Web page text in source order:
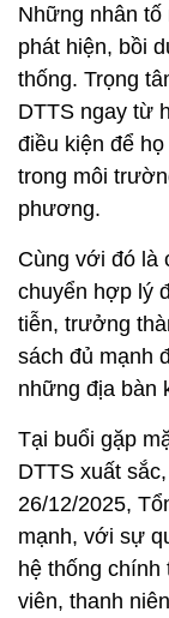
Những nhân
phát hiện, bồi
thống. Trọng
DTTS ngay từ
điều kiện để
trong môi
phương.
Cùng với đó là
chuyển hợp lý
tiễn, trưởng
sách đủ mạnh
những địa bàn
Tại buổi gặp
DTTS xuất
26/12/2025,
mạnh, với sự
hệ thống chính
viên, thanh